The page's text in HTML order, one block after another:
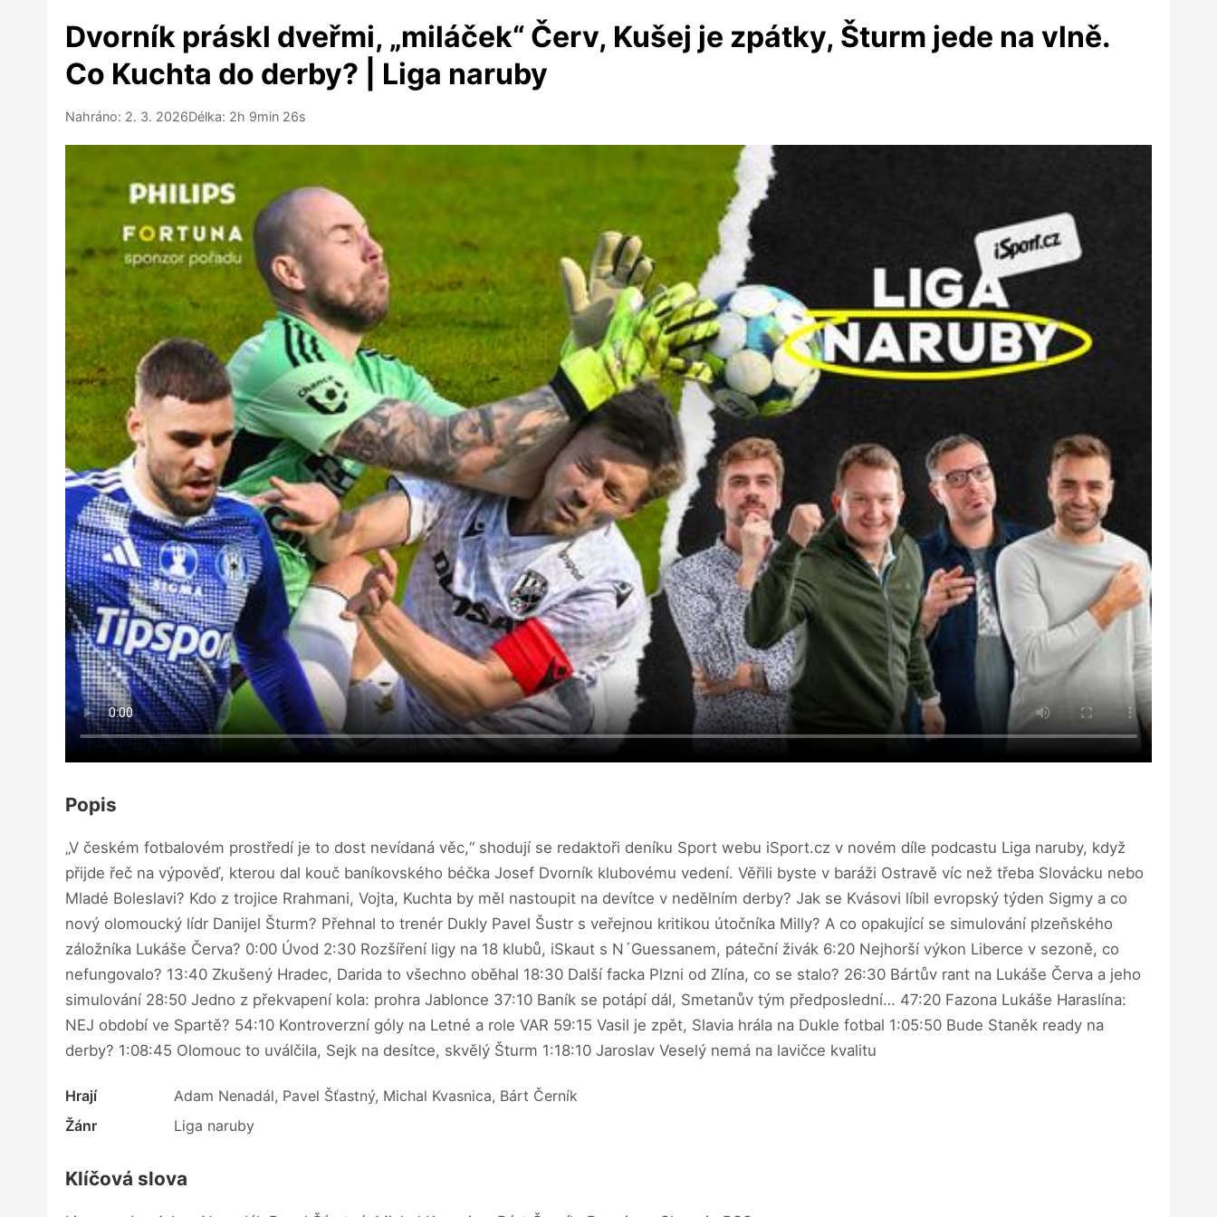
Dvorník práskl dveřmi, „miláček“ Červ, Kušej je zpátky, Šturm jede na vlně.
Co Kuchta do derby? | Liga naruby
Nahráno: 2. 3. 2026Délka: 2h 9min 26s
Popis
„V českém fotbalovém prostředí je to dost nevídaná věc,“ shodují se redaktoři deníku Sport webu iSport.cz v novém díle podcastu Liga naruby, když
přijde řeč na výpověď, kterou dal kouč baníkovského béčka Josef Dvorník klubovému vedení. Věřili byste v baráži Ostravě víc než třeba Slovácku nebo
Mladé Boleslavi? Kdo z trojice Rrahmani, Vojta, Kuchta by měl nastoupit na devítce v nedělním derby? Jak se Kvásovi líbil evropský týden Sigmy a co
nový olomoucký lídr Danijel Šturm? Přehnal to trenér Dukly Pavel Šustr s veřejnou kritikou útočníka Milly? A co opakující se simulování plzeňského
záložníka Lukáše Červa? 0:00 Úvod 2:30 Rozšíření ligy na 18 klubů, iSkaut s N´Guessanem, páteční živák 6:20 Nejhorší výkon Liberce v sezoně, co
nefungovalo? 13:40 Zkušený Hradec, Darida to všechno oběhal 18:30 Další facka Plzni od Zlína, co se stalo? 26:30 Bártův rant na Lukáše Červa a jeho
simulování 28:50 Jedno z překvapení kola: prohra Jablonce 37:10 Baník se potápí dál, Smetanův tým předposlední… 47:20 Fazona Lukáše Haraslína:
NEJ období ve Spartě? 54:10 Kontroverzní góly na Letné a role VAR 59:15 Vasil je zpět, Slavia hrála na Dukle fotbal 1:05:50 Bude Staněk ready na
derby? 1:08:45 Olomouc to uválčila, Sejk na desítce, skvělý Šturm 1:18:10 Jaroslav Veselý nemá na lavičce kvalitu
Hrají
Adam Nenadál, Pavel Šťastný, Michal Kvasnica, Bárt Černík
Žánr
Liga naruby
Klíčová slova